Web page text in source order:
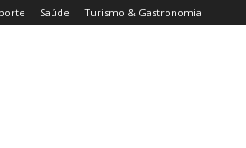
Saúde Turismo & Gastronomia